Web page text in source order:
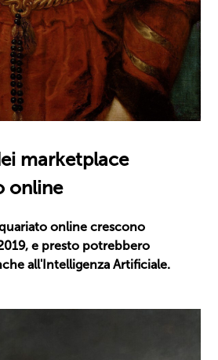
marketplace
online
online crescono
e presto potrebbero
all'Intelligenza Artificiale.